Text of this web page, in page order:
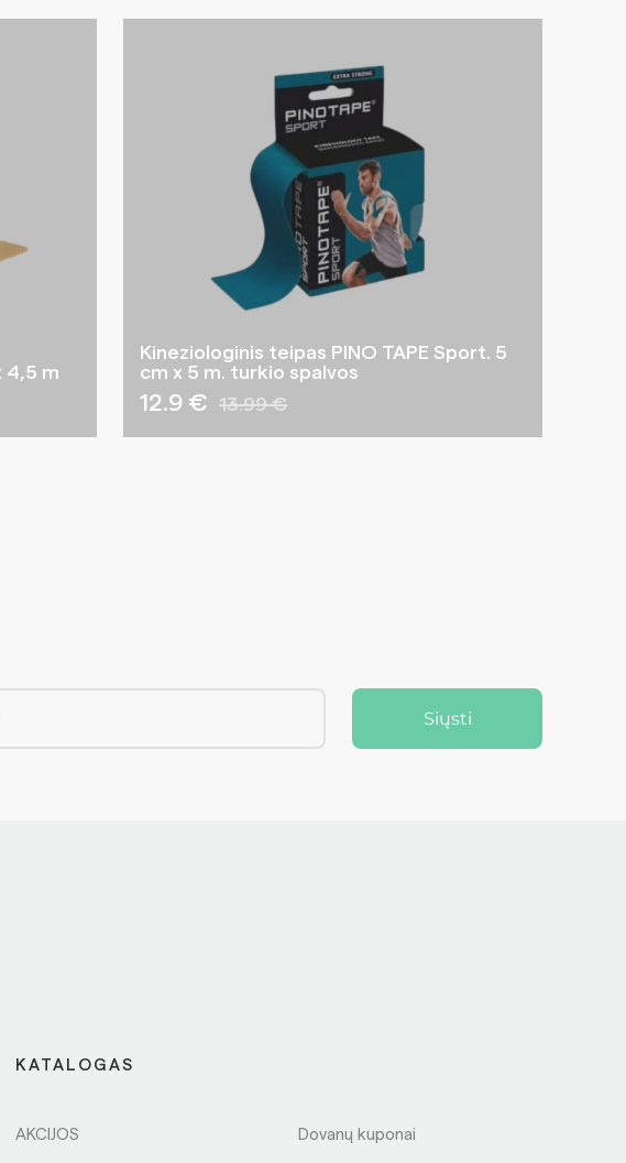
4,5 m
Kineziologinis teipas PINO TAPE Sport. 5
cm x 5 m. turkio spalvos
12.9 € 13.99 €
Siųsti
KATALOGAS
AKCIJOS Dovanų kuponai